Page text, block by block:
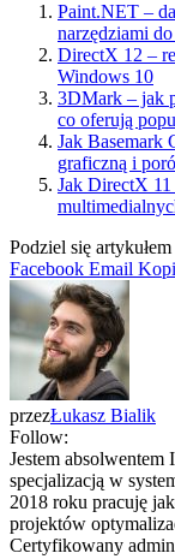
Paint.NET –
narzędziami
DirectX 12 –
Windows 10
3DMark – jak
co oferują
Jak Basemark
graficzną i
Jak DirectX
Podziel się artykułem
Facebook Email
przezŁukasz Bialik
Follow:
Jestem
specjalizacją w
2018 roku pracuję
projektów
Certyfikowany